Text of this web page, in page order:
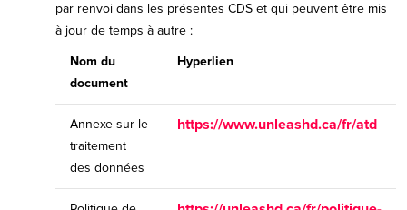
par renvoi dans les présentes CDS et qui peuvent être mis
à jour de temps à autre :
Nom du
document
Hyperlien
Annexe sur le
traitement
des données
https://www.unleashd.ca/fr/atd